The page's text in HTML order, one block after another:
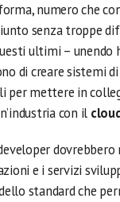
numero che
senza troppe
ultimi – unendo
di creare sistemi
per mettere in
con il
e i servizi
standard che